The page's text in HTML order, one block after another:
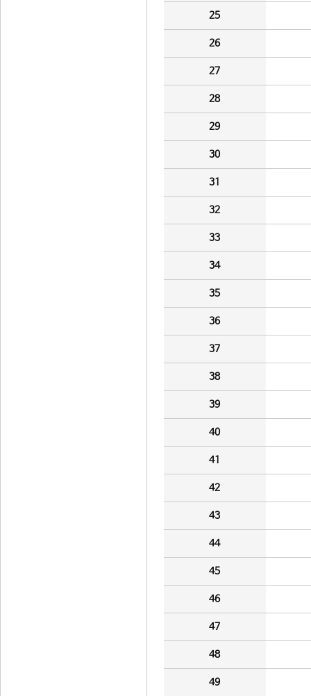
25
26
27
28
29
30
31
32
33
34
35
36
37
38
39
40
41
42
43
44
45
46
47
48
49